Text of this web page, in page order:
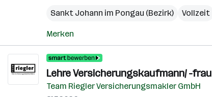
Sankt Johann im Pongau (Bezirk)
Vollzeit
Merken
Lehre Versicherungskaufmann/ -frau
Team Riegler Versicherungsmakler GmbH